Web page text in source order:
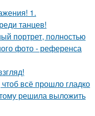
1.
танцев!
портрет, полностью
фото - референса
всё прошло гладко
решила выложить